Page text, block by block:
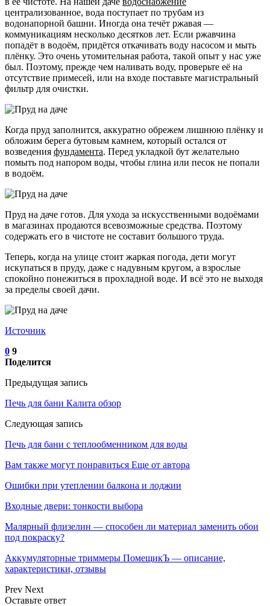
централизованное, вода поступает по трубам из
водонапорной башни. Иногда она течёт ржавая —
коммуникациям несколько десятков лет. Если ржавчина
попадёт в водоём, придётся откачивать воду насосом и мыть
плёнку. Это очень утомительная работа, такой опыт у нас уже
был. Поэтому, прежде чем наливать воду, проверьте её на
отсутствие примесей, или на входе поставьте магистральный
фильтр для очистки.
Когда пруд заполнится, аккуратно обрежем лишнюю плёнку и
обложим берега бутовым камнем, который остался от
возведения фундамента. Перед укладкой бут желательно
помыть под напором воды, чтобы глина или песок не попали
в водоём.
Пруд на даче готов. Для ухода за искусственными водоёмами
в магазинах продаются всевозможные средства. Поэтому
содержать его в чистоте не составит большого труда.
Теперь, когда на улице стоит жаркая погода, дети могут
искупаться в пруду, даже с надувным кругом, а взрослые
спокойно понежиться в прохладной воде. И всё это не выходя
за пределы своей дачи.
Источник
0 9
Поделится
Предыдущая запись
Печь для бани Калита обзор
Следующая запись
Печь для бани с теплообменником для воды
Вам также могут понравиться Еще от автора
Ошибки при утеплении балкона и лоджии
Входные двери: тонкости выбора
Малярный флизелин — способен ли материал заменить обои
под покраску?
Аккумуляторные триммеры ПомещикЪ — описание,
характеристики, отзывы
Prev Next
Оставьте ответ